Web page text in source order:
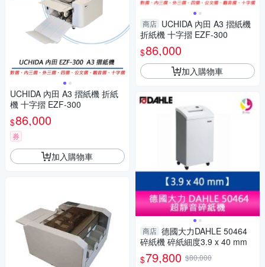
UCHIDA 內田 A3 摺紙機 折紙
機 十字摺 EZF-300
$86,000
券
加入購物車
商店 UCHIDA 內田 A3 摺紙機
折紙機 十字摺 EZF-300
$86,000
加入購物車
商店 德國大力DAHLE 50464
碎紙機 碎紙細度3.9 x 40 mm
$79,800 $80,000